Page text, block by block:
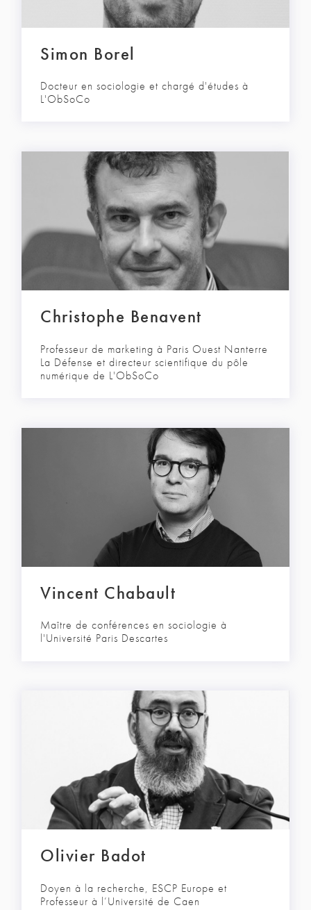
Simon Borel
Docteur en sociologie et chargé d'études à
L'ObSoCo
Christophe Benavent
Professeur de marketing à Paris Ouest Nanterre
La Défense et directeur scientifique du pôle
numérique de L'ObSoCo
Vincent Chabault
Maître de conférences en sociologie à
l'Université Paris Descartes
Olivier Badot
Doyen à la recherche, ESCP Europe et
Professeur à l’Université de Caen